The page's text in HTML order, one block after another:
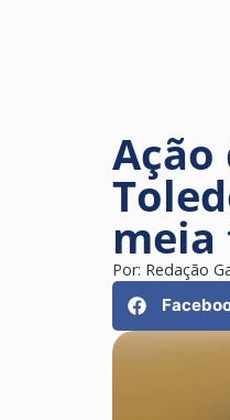
Ação
meia
Por: Redação